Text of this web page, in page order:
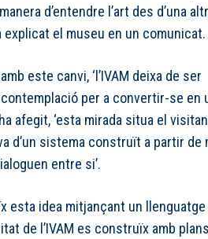
d’entendre l’art des d’una
el museu en un comunicat.
este canvi, ‘l’IVAM deixa de ser
per a convertir-se en
afegit, ‘esta mirada situa el
d’un sistema construït a partir de
entre si’.
esta idea mitjançant un
de l’IVAM es construïx amb